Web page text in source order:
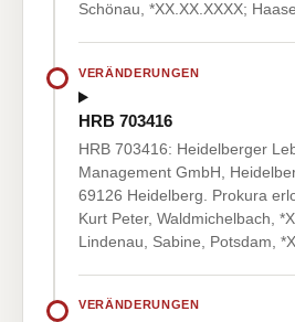
Schönau, *XX.XX.XXXX;
VERÄNDERUNGEN
HRB 703416
HRB 703416: Heidelberger
Management GmbH,
69126 Heidelberg. Prokura
Kurt Peter, Waldmichelbach,
Lindenau, Sabine, Potsdam,
VERÄNDERUNGEN